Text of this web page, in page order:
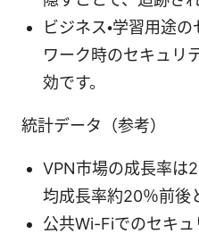
ビジネス・学習用途
ワーク時のセキュリ
効です。
統計データ（参考）
VPN市場の成長率は
均成長率約20％前後
公共Wi-Fiでのセキ